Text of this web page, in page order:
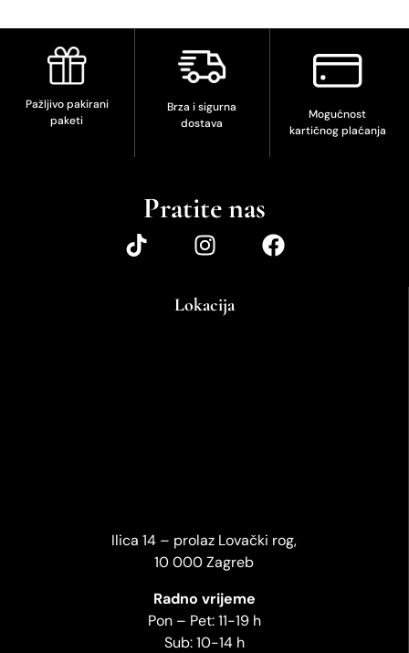
Pažljivo pakirani
paketi
Brza i sigurna
dostava
Mogućnost
kartičnog plaćanja
Pratite nas
Lokacija
Ilica 14 – prolaz Lovački rog,
10 000 Zagreb
Radno vrijeme
Pon – Pet: 11-19 h
Sub: 10-14 h